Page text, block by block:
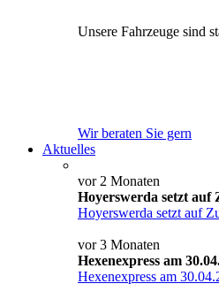
Unsere Fahrzeuge sind
Wir beraten Sie gern
Aktuelles
vor 2 Monaten
Hoyerswerda setzt
Hoyerswerda setzt auf
vor 3 Monaten
Hexenexpress am
Hexenexpress am